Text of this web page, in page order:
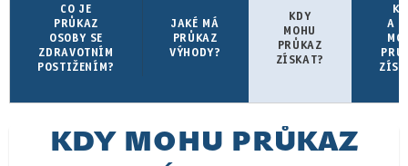
O NÁS
KARIÉRA
CO JE
PRŮKAZ
OSOBY SE
ZDRAVOTNÍM
POSTIŽENÍM?
JAKÉ MÁ
PRŮKAZ
VÝHODY?
KDY
MOHU
PRŮKAZ
ZÍSKAT?
A
KDY MOHU PRŮKAZ